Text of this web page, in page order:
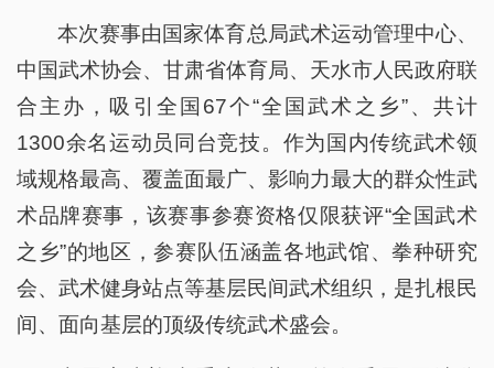
本次赛事由国家体育总局武术运动管理中心、
中国武术协会、甘肃省体育局、天水市人民政府联
合主办，吸引全国67个“全国武术之乡”、共计
1300余名运动员同台竞技。作为国内传统武术领
域规格最高、覆盖面最广、影响力最大的群众性武
术品牌赛事，该赛事参赛资格仅限获评“全国武术
之乡”的地区，参赛队伍涵盖各地武馆、拳种研究
会、武术健身站点等基层民间武术组织，是扎根民
间、面向基层的顶级传统武术盛会。